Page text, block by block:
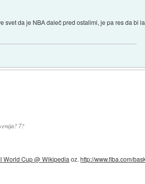
svet da je NBA daleč pred ostalimi, je pa res da
7?
World Cup @ Wikipedia oz.http://www.fiba.com/